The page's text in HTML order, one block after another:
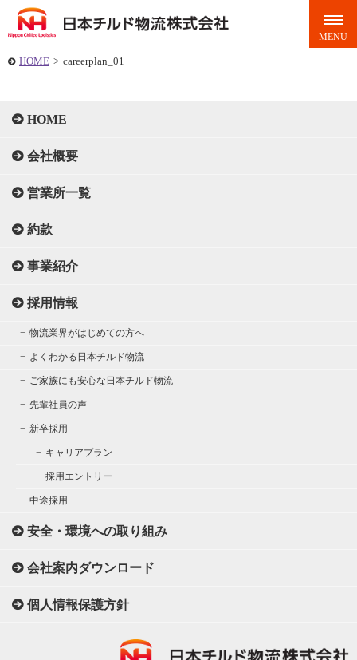
HOME > careerplan_01
HOME
会社概要
営業所一覧
約款
事業紹介
採用情報
物流業界がはじめての方へ
よくわかる日本チルド物流
ご家族にも安心な日本チルド物流
先輩社員の声
新卒採用
キャリアプラン
採用エントリー
中途採用
安全・環境への取り組み
会社案内ダウンロード
個人情報保護方針